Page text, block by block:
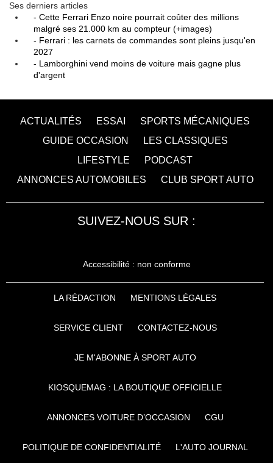
Ses derniers articles
- Cette Ferrari Enzo noire pourrait coûter des millions
malgré ses 21.000 km au compteur (+images)
- Ferrari : les carnets de commandes sont pleins jusqu'en
2027
- Lamborghini vend moins de voiture mais gagne plus
d'argent
ACTUALITÉS ESSAI
SPORTS MÉCANIQUES
GUIDE OCCASION
LES CLASSIQUES
LIFESTYLE
PODCAST
ANNONCES AUTOMOBILES
CLUB SPORT AUTO
SUIVEZ-NOUS SUR :
Accessibilité : non conforme
LA RÉDACTION MENTIONS LÉGALES
SERVICE CLIENT CONTACTEZ-NOUS
JE M'ABONNE À SPORT AUTO
KIOSQUEMAG : LA BOUTIQUE OFFICIELLE
ANNONCES VOITURE D’OCCASION CGU
POLITIQUE DE CONFIDENTIALITÉ L'AUTO JOURNAL